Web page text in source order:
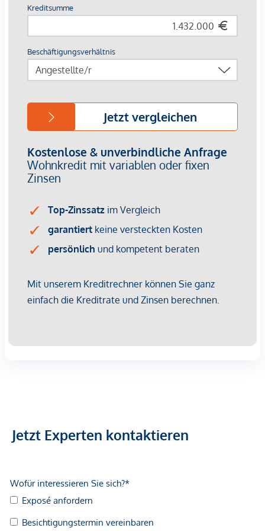
einer der begehrtesten Lagen von Wien zu besitzen.
Verpassen Sie nicht die Chance auf diesen exklusiven
Erstbezug.
Erleben Sie den Luxus und den Komfort, den diese
Wohnung zu bieten hat, und vereinbaren Sie noch heute
Die Immobilie überzeugt zweifelsohne durch Ihre zentrale
Lage im Herzen Wiens. Diverse Geschäfte des täglichen
Bedarfs befinden sich in der unmittelbaren Umgebung. Die
Anbindung an den öffentlichen Verkehr ist über die U-Bahn-
Linien U3 Stubentor sowie die Straßenbahnlinien 2 und
an um schöne Stunden an der frischen Luft genießen zu
Sie bitte unser Exposé an.
dieser Liegenschaft zukommen, welche nicht veröffentlicht
werden dürfen.
Objekt. Für Besichtigungen und nähere Informationen
wirtschaftliches Naheverhältnis besteht.
Der Vermittler ist als Doppelmakler tätig.
Jetzt Experten kontaktieren